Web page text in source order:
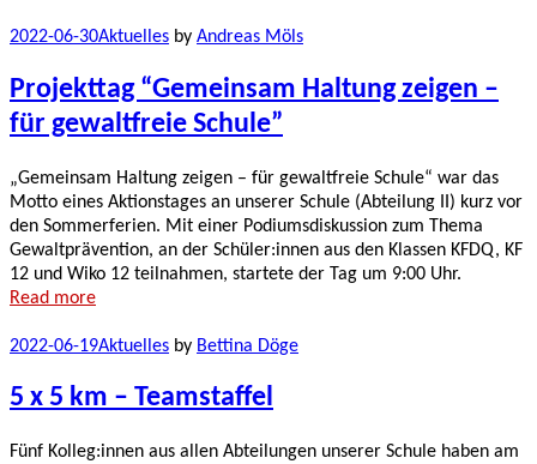
2022-06-30Aktuelles by Andreas Möls
Projekttag “Gemeinsam Haltung zeigen –
für gewaltfreie Schule”
„Gemeinsam Haltung zeigen – für gewaltfreie Schule“ war das
Motto eines Aktionstages an unserer Schule (Abteilung II) kurz vor
den Sommerferien. Mit einer Podiumsdiskussion zum Thema
Gewaltprävention, an der Schüler:innen aus den Klassen KFDQ, KF
12 und Wiko 12 teilnahmen, startete der Tag um 9:00 Uhr.
Read more
2022-06-19Aktuelles by Bettina Döge
5 x 5 km – Teamstaffel
Fünf Kolleg:innen aus allen Abteilungen unserer Schule haben am